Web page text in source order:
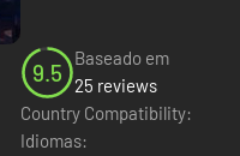
9.5
Baseado em
25 reviews
Country Compatibility:
Idiomas: